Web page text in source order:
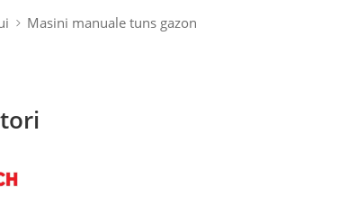
Masini manuale tuns gazon